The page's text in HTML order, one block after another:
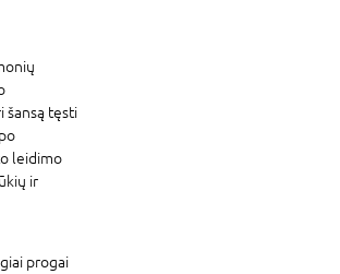
šansą tęsti
leidimo
ir
progai